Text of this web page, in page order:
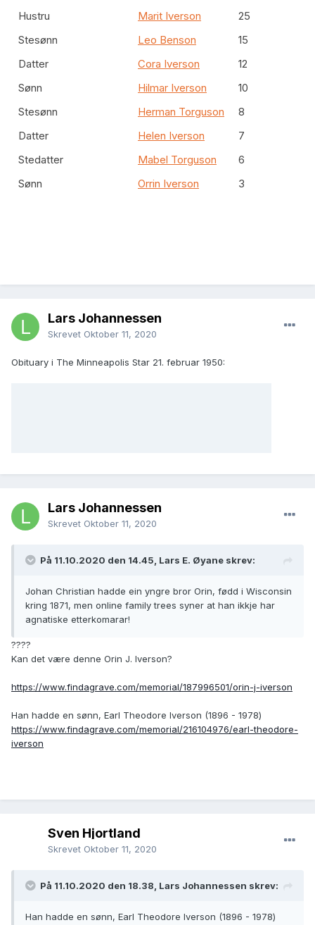
Hustru
Marit Iverson
25
Stesønn
Leo Benson
15
Datter
Cora Iverson
12
Sønn
Hilmar Iverson
10
Stesønn
Herman Torguson
8
Datter
Helen Iverson
7
Stedatter
Mabel Torguson
6
Sønn
Orrin Iverson 3
Lars Johannessen
Skrevet Oktober 11, 2020
Obituary i The Minneapolis Star 21. februar 1950:
Lars Johannessen
Skrevet Oktober 11, 2020
På 11.10.2020 den 14.45, Lars E. Øyane skrev:
Johan Christian hadde ein yngre bror Orin, fødd i Wisconsin
kring 1871, men online family trees syner at han ikkje har
agnatiske etterkomarar!
????
Kan det være denne Orin J. Iverson?
https://www.findagrave.com/memorial/187996501/orin-j-iverson
Han hadde en sønn, Earl Theodore Iverson (1896 - 1978)
https://www.findagrave.com/memorial/216104976/earl-theodore-
iverson
Sven Hjortland
Skrevet Oktober 11, 2020
På 11.10.2020 den 18.38, Lars Johannessen skrev:
Han hadde en sønn, Earl Theodore Iverson (1896 - 1978)